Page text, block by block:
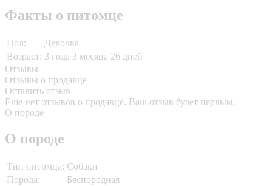
Факты о питомце
Пол:
Девочка
Возраст: 3 года 3 месяца 26 дней
Отзывы
Отзывы о продавце
Оставить отзыв
Еще нет отзывов о продавце. Ваш отзыв будет первым.
О породе
О породе
Тип питомца: Собаки
Порода:
Беспородная